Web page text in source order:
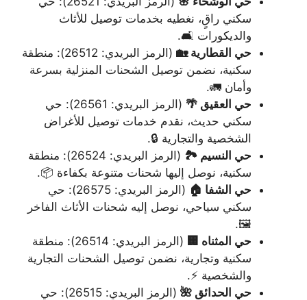
سكني راقٍ، نغطيه بخدمات توصيل للأثاث
والديكورات 🛋️.
حي القطارية 🏡
(الرمز البريدي: 26512): منطقة
سكنية، نضمن توصيل الشحنات المنزلية بسرعة
وأمان 🚛.
حي العقيق 🌴
(الرمز البريدي: 26561): حي
سكني حديث، نقدم خدمات توصيل للأغراض
الشخصية والتجارية 🔒.
حي النسيم 🏞️
(الرمز البريدي: 26524): منطقة
سكنية، نوصل إليها شحنات متنوعة بكفاءة 📦.
حي الشفا 🏠
(الرمز البريدي: 26575): حي
سكني سياحي، نوصل إليه شحنات الأثاث الفاخر
🖼️.
حي المثناه 🏢
(الرمز البريدي: 26514): منطقة
سكنية وتجارية، نضمن توصيل الشحنات التجارية
والشخصية ⚡.
حي الحدائق 🌺
(الرمز البريدي: 26515): حي